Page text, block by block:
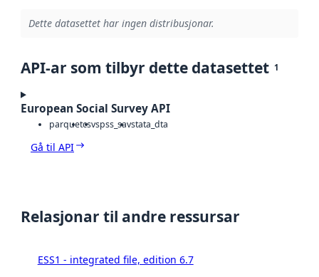
Dette datasettet har ingen distribusjonar.
API-ar som tilbyr dette datasettet 1
European Social Survey API
parquetcsvspss_savstata_dta
Gå til API
Relasjonar til andre ressursar
ESS1 - integrated file, edition 6.7